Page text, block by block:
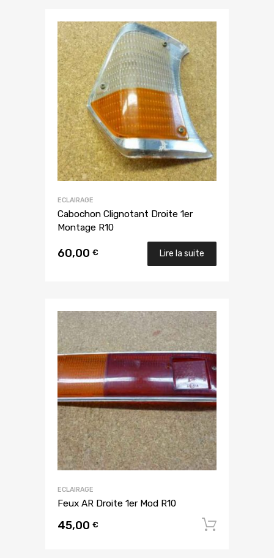
ECLAIRAGE
Cabochon Clignotant Droite 1er
Montage R10
60,00 € Lire la suite
ECLAIRAGE
Feux AR Droite 1er Mod R10
45,00 €